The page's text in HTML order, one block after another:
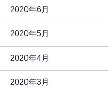
2020年6月
2020年5月
2020年4月
2020年3月